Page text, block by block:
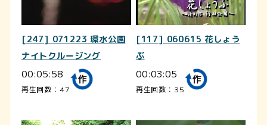
[247] 071223 環水公園
ナイトクルージング
00:05:58
再生回数：47
[117] 060615 花しょう
ぶ
00:03:05
再生回数：35